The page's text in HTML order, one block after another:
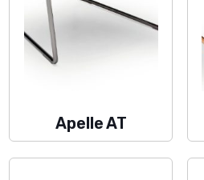
Apelle AT